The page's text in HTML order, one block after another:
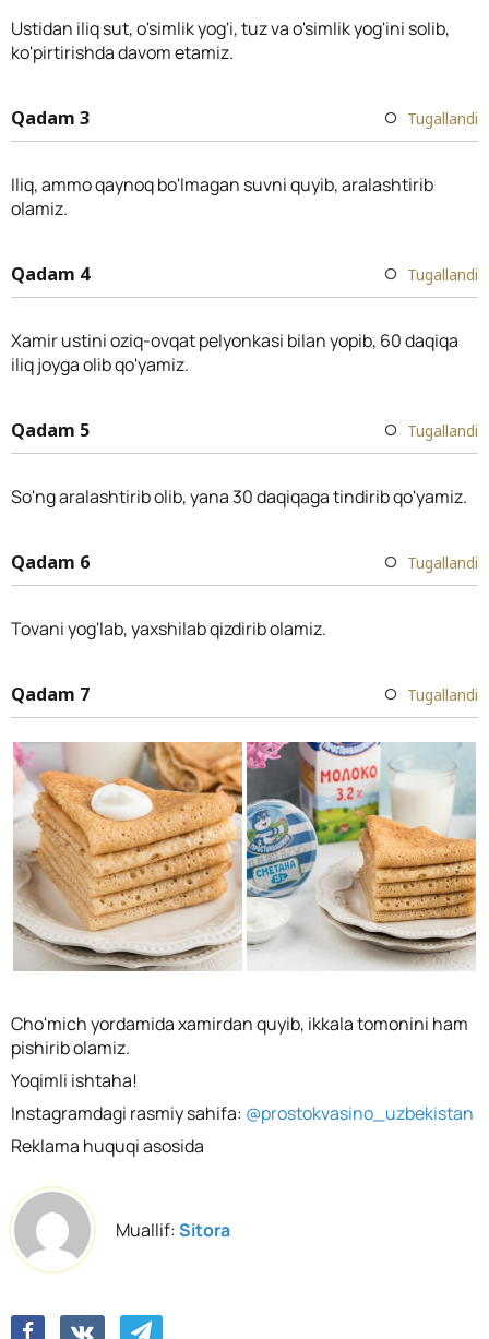
Ustidan iliq sut, o'simlik yog'i, tuz va o'simlik yog'ini solib,
ko'pirtirishda davom etamiz.
Qadam 3 Tugallandi
Iliq, ammo qaynoq bo'lmagan suvni quyib, aralashtirib
olamiz.
Qadam 4 Tugallandi
Xamir ustini oziq-ovqat pelyonkasi bilan yopib, 60 daqiqa
iliq joyga olib qo'yamiz.
Qadam 5 Tugallandi
So'ng aralashtirib olib, yana 30 daqiqaga tindirib qo'yamiz.
Qadam 6 Tugallandi
Tovani yog'lab, yaxshilab qizdirib olamiz.
Qadam 7 Tugallandi
Cho'mich yordamida xamirdan quyib, ikkala tomonini ham
pishirib olamiz.
Yoqimli ishtaha!
Instagramdagi rasmiy sahifa: @prostokvasino_uzbekistan
Reklama huquqi asosida
Muallif:Sitora